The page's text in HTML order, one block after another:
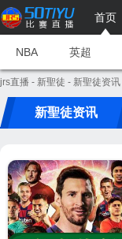
首页
NBA 英超
jrs直播 - 新聖徒 - 新聖徒资讯
新聖徒资讯